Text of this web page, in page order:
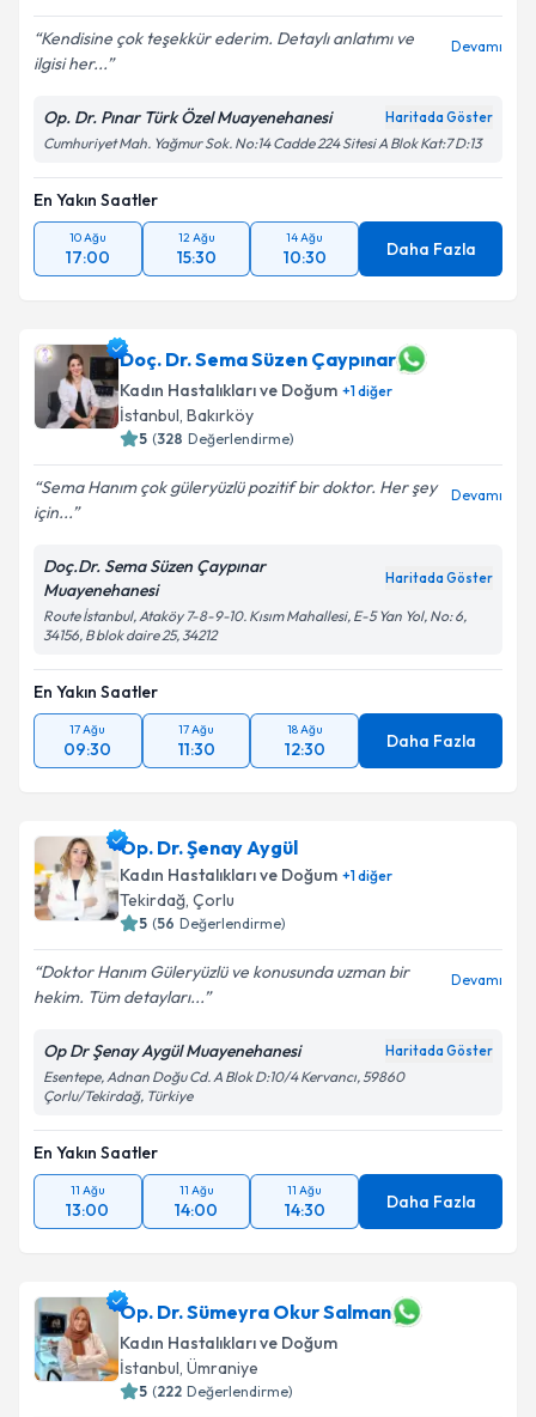
kapsamda işlenmesini kabul ediyorum.
Kendisine çok teşekkür ederim. Detaylı anlatımı ve
ilgisi her...
Devamı
Op. Dr. Pınar Türk Özel Muayenehanesi Haritada Göster
Cumhuriyet Mah. Yağmur Sok. No:14 Cadde 224 Sitesi A Blok Kat:7 D:13
En Yakın Saatler
10 Ağu
17:00
12 Ağu
15:30
14 Ağu
10:30 Daha Fazla
Doç. Dr. Sema Süzen Çaypınar
Kadın Hastalıkları ve Doğum +1diğer
İstanbul, Bakırköy
5 (328 Değerlendirme)
Sema Hanım çok güleryüzlü pozitif bir doktor. Her şey
için...
Devamı
Doç.Dr. Sema Süzen Çaypınar
Muayenehanesi
Haritada Göster
Route İstanbul, Ataköy 7-8-9-10. Kısım Mahallesi, E-5 Yan Yol, No: 6,
34156, B blok daire 25, 34212
En Yakın Saatler
17 Ağu
09:30
17 Ağu
11:30
18 Ağu
12:30 Daha Fazla
Op. Dr. Şenay Aygül
Kadın Hastalıkları ve Doğum +1diğer
Tekirdağ, Çorlu
5 (56 Değerlendirme)
Doktor Hanım Güleryüzlü ve konusunda uzman bir
hekim. Tüm detayları...
Devamı
Op Dr Şenay Aygül Muayenehanesi Haritada Göster
Esentepe, Adnan Doğu Cd. A Blok D:10/4 Kervancı, 59860
Çorlu/Tekirdağ, Türkiye
En Yakın Saatler
11 Ağu
13:00
11 Ağu
14:00
11 Ağu
14:30 Daha Fazla
Op. Dr. Sümeyra Okur Salman
Kadın Hastalıkları ve Doğum
İstanbul, Ümraniye
5 (222 Değerlendirme)